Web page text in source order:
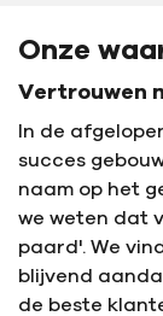
Onze
Vertrouwen
In de
succes
naam op het
we weten dat
paard'. We
blijvend
de beste